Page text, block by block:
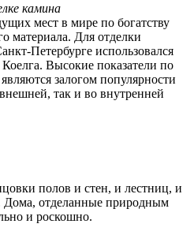
камина
мест в мире по богатству
материала. Для отделки
Петербурге использовался
Высокие показатели по
залогом популярности
так и во внутренней
полов и стен, и лестниц, и
Дома, отделанные природным
и роскошно.